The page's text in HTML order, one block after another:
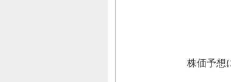
株価予想